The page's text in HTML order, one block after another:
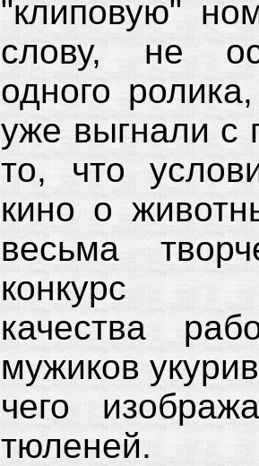
"клиповую"
слову, не
одного
уже выгнали с
то, что
кино о
весьма
конкурс
качества
мужиков
чего
тюленей.